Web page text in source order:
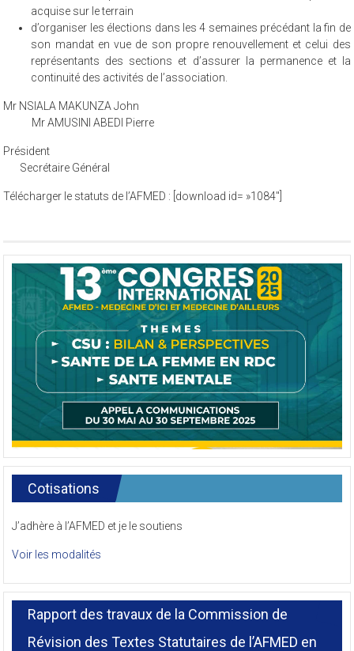
acquise sur le terrain
d’organiser les élections dans les 4 semaines précédant la fin de
son mandat en vue de son propre renouvellement et celui des
représentants des sections et d’assurer la permanence et la
continuité des activités de l’association.
Mr NSIALA MAKUNZA John
Mr AMUSINI ABEDI Pierre
Président
Secrétaire Général
Télécharger le statuts de l’AFMED : [download id= »1084″]
Cotisations
J’adhère à l’AFMED et je le soutiens
Voir les modalités
Rapport des travaux de la Commission de
Révision des Textes Statutaires de l’AFMED en